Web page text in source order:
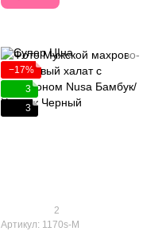
−17%
3
3
2
Артикул: 1170s-M